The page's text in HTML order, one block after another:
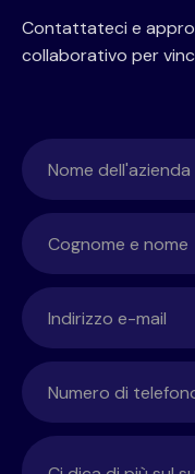
Contattateci e
collaborativo per